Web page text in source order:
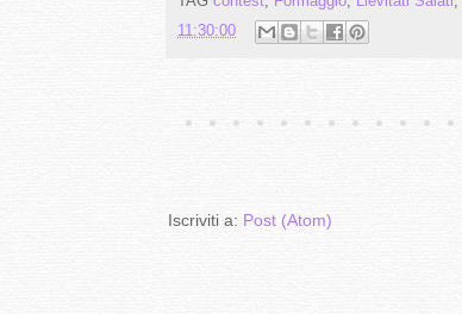
11:30:00
Iscriviti a: Post (Atom)